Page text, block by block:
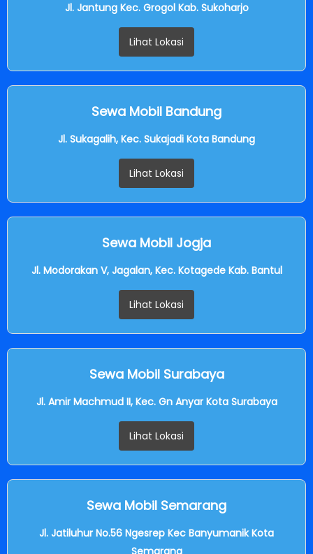
Jl. Jantung Kec. Grogol Kab. Sukoharjo
Lihat Lokasi
Sewa Mobil Bandung
Jl. Sukagalih, Kec. Sukajadi Kota Bandung
Lihat Lokasi
Sewa Mobil Jogja
Jl. Modorakan V, Jagalan, Kec. Kotagede Kab. Bantul
Lihat Lokasi
Sewa Mobil Surabaya
Jl. Amir Machmud II, Kec. Gn Anyar Kota Surabaya
Lihat Lokasi
Sewa Mobil Semarang
Jl. Jatiluhur No.56 Ngesrep Kec Banyumanik Kota
Semarang